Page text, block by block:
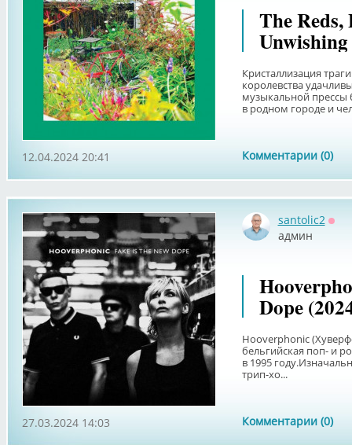
The
Кристаллизация
королевства
музыкальной прессы
в родном городе и
Комментарии (0)
12.04.2024 20:41
santolic2
админ
Dope
Hooverphonic
бельгийская поп- и
в 1995
трип-хо...
Комментарии (0)
27.03.2024 14:03